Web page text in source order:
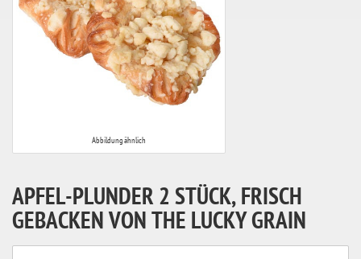
Abbildung ähnlich
APFEL-PLUNDER 2 STÜCK, FRISCH
GEBACKEN VON THE LUCKY GRAIN